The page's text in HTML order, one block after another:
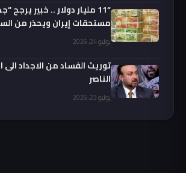
“11 مليار دولار .. خبير يرجح
مستحقات إيران ويحذر من
يوليو 24, 2026
توريث الفساد من الاجداد الى
الناصر
يوليو 23, 2026